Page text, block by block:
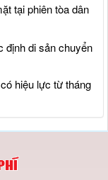
tại phiên tòa dân
định di sản chuyển
hiệu lực từ tháng